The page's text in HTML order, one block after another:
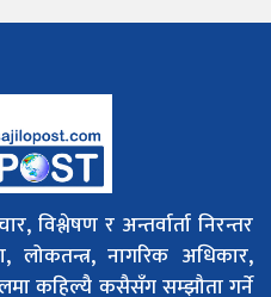
विश्लेषण र अन्तर्वार्ता निरन्तर
लोकतन्त्र, नागरिक अधिकार,
कहिल्यै कसैसँग सम्झौता गर्ने